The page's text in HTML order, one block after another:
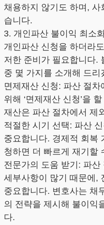
채용하지 않기도 하며,
습니다.
3. 개인파산 불이익 최소
개인파산 신청을 하더라
저한 준비가 필요합니다.
중 몇 가지를 소개해 드리
면제재산 신청: 파산 절차
위해 ‘면제재산 신청’을
재산은 파산 절차에서 제
적절한 시기 선택: 파산
중요합니다. 경제적 회복
청하면 더 빠르게 재기할
전문가의 도움 받기: 파
세부사항이 많기 때문에,
중요합니다. 변호사는 채
의 전략을 제시해 불이익
다.